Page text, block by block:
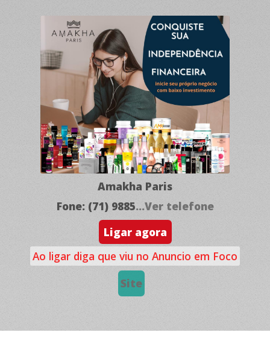
Amakha Paris
Fone: (71) 9885...Ver telefone
Ligar agora
Ao ligar diga que viu no Anuncio em Foco
Site